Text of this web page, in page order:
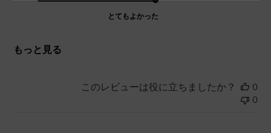
とてもよかった
もっと見る
このレビューは役に立ちましたか？
0
0